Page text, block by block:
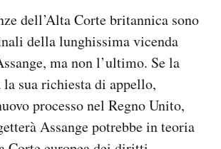
dell’Alta Corte britannica sono
della lunghissima vicenda
ma non l’ultimo. Se la
la sua richiesta di appello,
processo nel Regno Unito,
Assange potrebbe in teoria